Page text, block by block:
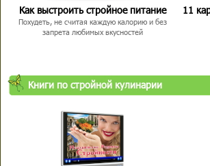
Как выстроить стройное питание
Похудеть, не считая каждую калорию и без
запрета любимых вкусностей
11
Книги по стройной кулинарии